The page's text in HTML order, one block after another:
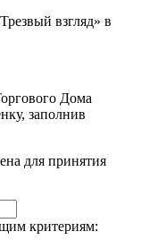
взгляд» в
Дома
заполнив
для принятия
критериям: